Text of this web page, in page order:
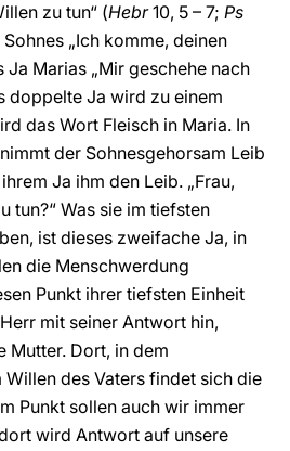
zu tun“ (Hebr10, 5 – 7; Ps
„Ich komme, deinen
Ja Marias „Mir geschehe nach
doppelte Ja wird zu einem
das Wort Fleisch in Maria. In
der Sohnesgehorsam Leib
Ja ihm den Leib. „Frau,
tun?“ Was sie im tiefsten
ist dieses zweifache Ja, in
die Menschwerdung
Punkt ihrer tiefsten Einheit
mit seiner Antwort hin,
Mutter. Dort, in dem
des Vaters findet sich die
Punkt sollen auch wir immer
wird Antwort auf unsere